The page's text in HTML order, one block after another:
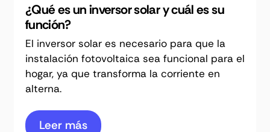
¿Qué es un inversor solar y cuál es su
función?
El inversor solar es necesario para que la
instalación fotovoltaica sea funcional para el
hogar, ya que transforma la corriente en
alterna.
Leer más